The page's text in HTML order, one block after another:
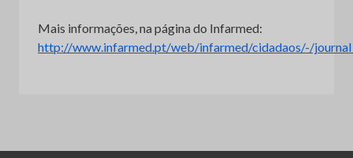
Mais informações, na página do Infarmed:
http://www.infarmed.pt/web/infarmed/cidadaos/-/